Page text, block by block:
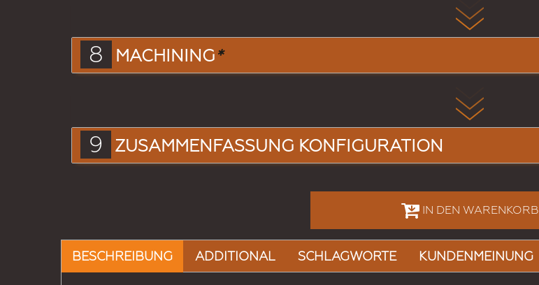
8 MACHINING*
9 ZUSAMMENFASSUNG KONFIGURATION
IN DEN WARENKORB
BESCHREIBUNG ADDITIONAL SCHLAGWORTE KUNDENMEINUNG